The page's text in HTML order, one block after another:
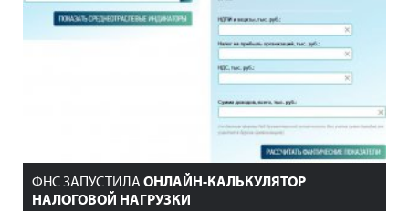
ФНС ЗАПУСТИЛАОНЛАЙН-КАЛЬКУЛЯТОР
НАЛОГОВОЙ НАГРУЗКИ